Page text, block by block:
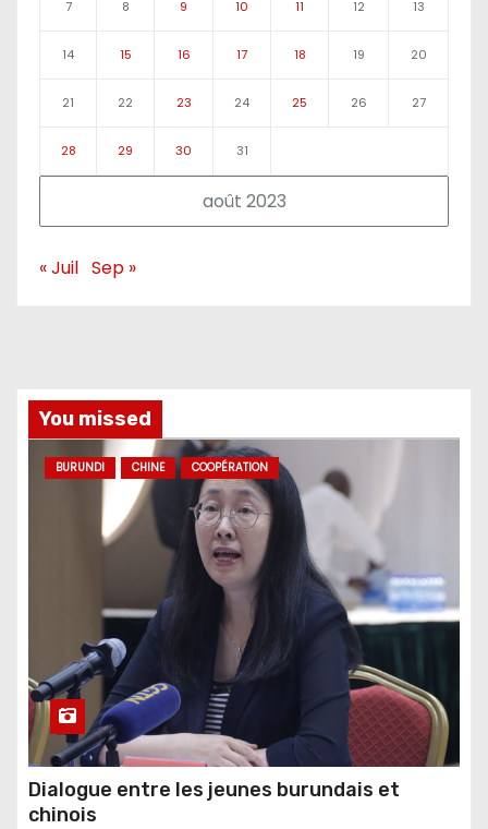
août 2023
7 8 9 10 11 12 13
14 15 16 17 18 19 20
21 22 23 24 25 26 27
28 29 30 31
« Juil Sep »
You missed
BURUNDI CHINE COOPÉRATION
Dialogue entre les jeunes burundais et
chinois